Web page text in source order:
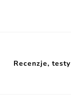
Recenzje, testy